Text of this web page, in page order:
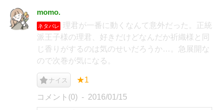
momo.
ネタバレ
理君が一番に動くなんて意外だった。正統
派王子様の理君、好きだけどなんだか祈織様と同
じ香りがするのは気のせいだろうか…。急展開な
ので次巻が気になる。
ナイス ★1
コメント(0) 2016/01/15